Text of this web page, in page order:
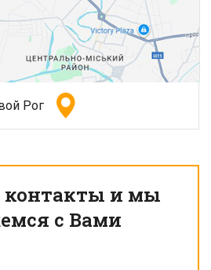
Рог
контакты и мы
с Вами